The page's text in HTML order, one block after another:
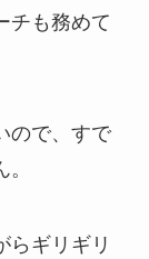
チも務めて
ので、すで
らギリギリ